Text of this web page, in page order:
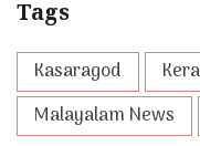
Tags
Kasaragod
Malayalam News